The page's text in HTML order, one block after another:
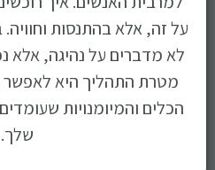
על זה, אלא בהתנסות
לא מדברים על נהיגה, אלא
מטרת התהליך היא לאפשר
הכלים והמיומנויות
שלך.